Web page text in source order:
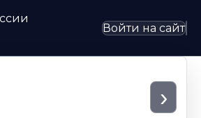
Войти на сайт
›